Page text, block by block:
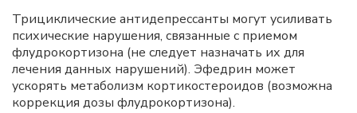
Трициклические антидепрессанты могут усиливать
психические нарушения, связанные с приемом
флудрокортизона (не следует назначать их для
лечения данных нарушений). Эфедрин может
ускорять метаболизм кортикостероидов (возможна
коррекция дозы флудрокортизона).